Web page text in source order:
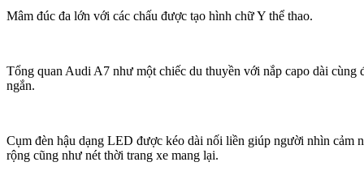
Mâm đúc đa lớn với các chấu được tạo hình chữ Y thể thao.
Tổng quan Audi A7 như một chiếc du thuyền với nắp capo dài cùng
ngắn.
Cụm đèn hậu dạng LED được kéo dài nối liền giúp người nhìn cảm
rộng cũng như nét thời trang xe mang lại.